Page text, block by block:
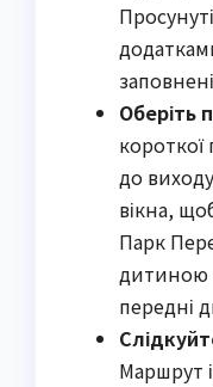
Оберіть
короткої
до
вікна,
Парк
дитиною
передні
Маршрут